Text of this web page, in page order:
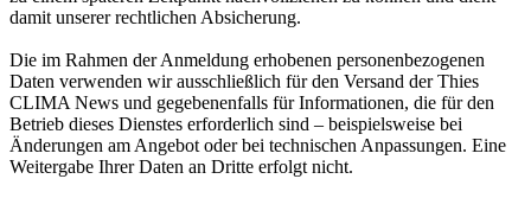
damit unserer rechtlichen Absicherung.
Die im Rahmen der Anmeldung erhobenen personenbezogenen
Daten verwenden wir ausschließlich für den Versand der Thies
CLIMA News und gegebenenfalls für Informationen, die für den
Betrieb dieses Dienstes erforderlich sind – beispielsweise bei
Änderungen am Angebot oder bei technischen Anpassungen. Eine
Weitergabe Ihrer Daten an Dritte erfolgt nicht.